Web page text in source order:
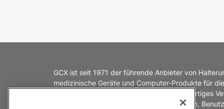
GCX ist seit 1971 der führende Anbieter von
medizinische Geräte und Computer-Produkte für die
Gesundheitsbranche. Wir haben ein einzigartiges
Interaktion zwischen medizinischen Geräten,